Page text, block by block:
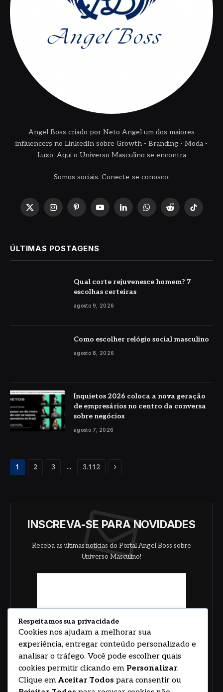
Angel Boss criado por Neto Angel um dos maiores
influencers no LinkedIn sobre Growth - Branding - Moda -
Luxo. Aqui o Universo Masculino se encontra
Somos sociais. Conecte-se conosco:
X
InstagramPinterestYouTubeLinkedInWhatsApp
Reddit TikTok
ÚLTIMAS POSTAGENS
Qual corte rejuvenesce homem? 7
escolhas certeiras
agosto 9, 2026
Como escolher relógio social masculino
agosto 8, 2026
Inquietos 2026 coloca a nova geração
de empresários no centro da conversa
sobre negócios
agosto 7, 2026
1 2 3 ... 3.112 Proximo
INSCREVA-SE PARA NOVIDADES
Receba as últimas notícias do Portal Angel Boss sobre
Universo Masculino!
Respeitamos sua privacidade
Cookies nos ajudam a melhorar sua
experiência, entregar conteúdo personalizado e
analisar o tráfego. Você pode escolher quais
cookies permitir clicando em Personalizar.
Clique em Aceitar Todos para consentir ou